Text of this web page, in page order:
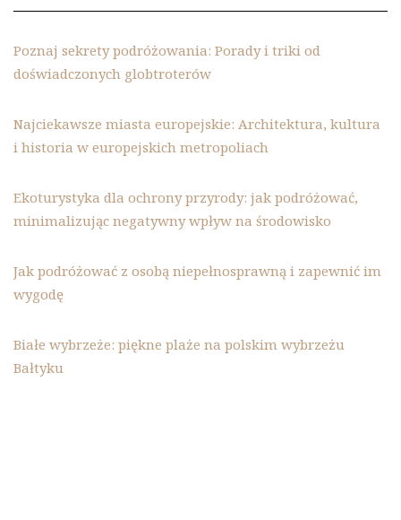
Poznaj sekrety podróżowania: Porady i triki od
doświadczonych globtroterów
Najciekawsze miasta europejskie: Architektura, kultura
i historia w europejskich metropoliach
Ekoturystyka dla ochrony przyrody: jak podróżować,
minimalizując negatywny wpływ na środowisko
Jak podróżować z osobą niepełnosprawną i zapewnić im
wygodę
Białe wybrzeże: piękne plaże na polskim wybrzeżu
Bałtyku